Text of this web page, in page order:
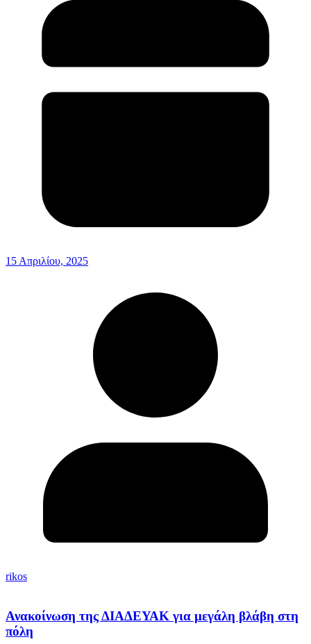
15 Απριλίου, 2025
rikos
Ανακοίνωση της ΔΙΑΔΕΥΑΚ για μεγάλη βλάβη στη
πόλη